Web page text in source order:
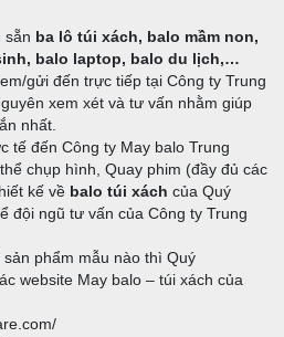
sẵn ba lô túi xách, balo mầm non,
balo laptop, balo du lịch,…
gửi đến trực tiếp tại Công ty Trung
xem xét và tư vấn nhằm giúp
nhất.
tế đến Công ty May balo Trung
chụp hình, Quay phim (đầy đủ các
kế về balo túi xách của Quý
đội ngũ tư vấn của Công ty Trung
phẩm mẫu nào thì Quý
website May balo – túi xách của